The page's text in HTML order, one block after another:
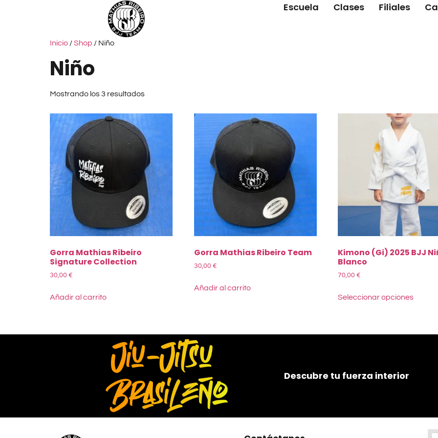
Escuela Clases Filiales
Inicio /Shop / Niño
Niño
Mostrando los 3 resultados
Gorra Mathias Ribeiro
Signature Collection
30,00 €
Añadir al carrito
Gorra Mathias Ribeiro Team
30,00 €
Añadir al carrito
Kimono (Gi) 2025 BJJ
Blanco
70,00€
Seleccionar opciones
Descubre tu fuerza interior